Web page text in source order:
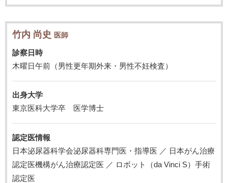
竹内 尚史 医師
診察日時
木曜日午前（男性更年期外来・男性不妊検査）
出身大学
東京医科大学卒 医学博士
認定医情報
日本泌尿器科学会泌尿器科専門医・指導医 ／ 日本がん治療
認定医機構がん治療認定医 ／ ロボット（da Vinci S）手術
認定医